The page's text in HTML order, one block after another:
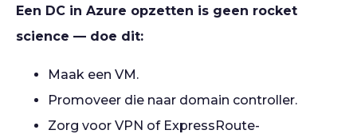
Een DC in Azure opzetten is geen rocket
science — doe dit:
Maak een VM.
Promoveer die naar domain controller.
Zorg voor VPN of ExpressRoute-